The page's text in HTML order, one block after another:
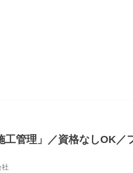
工管理」／資格なしOK／